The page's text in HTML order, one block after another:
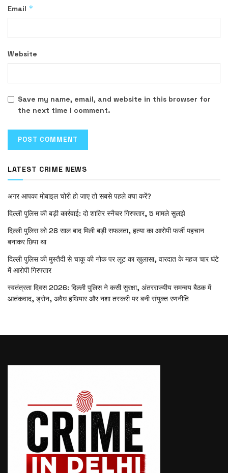
Email *
Website
Save my name, email, and website in this browser for
the next time I comment.
LATEST CRIME NEWS
अगर आपका मोबाइल चोरी हो जाए तो सबसे पहले क्या करें?
दिल्ली पुलिस की बड़ी कार्रवाई: दो शातिर स्नैचर गिरफ्तार, 5 मामले सुलझे
दिल्ली पुलिस को 28 साल बाद मिली बड़ी सफलता, हत्या का आरोपी फर्जी पहचान
बनाकर छिपा था
दिल्ली पुलिस की मुस्तैदी से चाकू की नोक पर लूट का खुलासा, वारदात के महज चार घंटे
में आरोपी गिरफ्तार
स्वतंत्रता दिवस 2026: दिल्ली पुलिस ने कसी सुरक्षा, अंतरराज्यीय समन्वय बैठक में
आतंकवाद, ड्रोन, अवैध हथियार और नशा तस्करी पर बनी संयुक्त रणनीति